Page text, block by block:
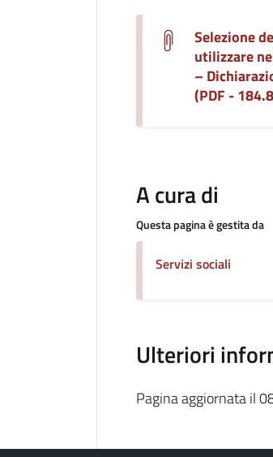
Selezione
utilizzare
–
(PDF -
A cura di
Questa pagina è gestita da
Servizi sociali
Ulteriori
Pagina aggiornata il